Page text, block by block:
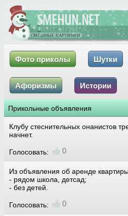
Фото приколы Шутки
Афоризмы Истории
Прикольные объявления
Клубу стеснительных онанистов
начнет.
Голосовать: 0
Из объявления об аренде
- рядом школа, детсад;
- без детей.
Голосовать: 0